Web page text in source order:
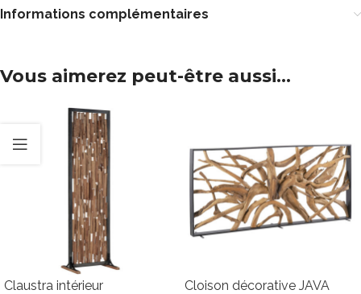
Informations complémentaires
Vous aimerez peut-être aussi…
Claustra intérieur Cloison décorative JAVA